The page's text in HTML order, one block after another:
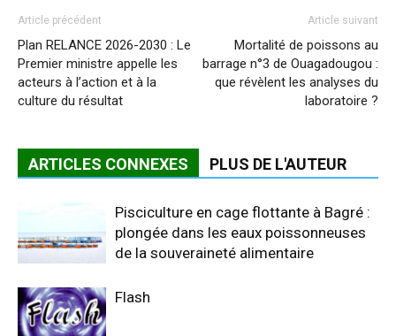
Article précédent
Plan RELANCE 2026-2030 : Le
Premier ministre appelle les
acteurs à l’action et à la
culture du résultat
Article suivant
Mortalité de poissons au
barrage n°3 de Ouagadougou :
que révèlent les analyses du
laboratoire ?
ARTICLES CONNEXES PLUS DE L'AUTEUR
Pisciculture en cage flottante à Bagré :
plongée dans les eaux poissonneuses
de la souveraineté alimentaire
Flash